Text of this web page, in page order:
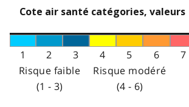
Cote air santé catégories, valeurs
1 2 3 4 5 6 7
Risque faible
(1 - 3)
Risque modéré
(4 - 6)